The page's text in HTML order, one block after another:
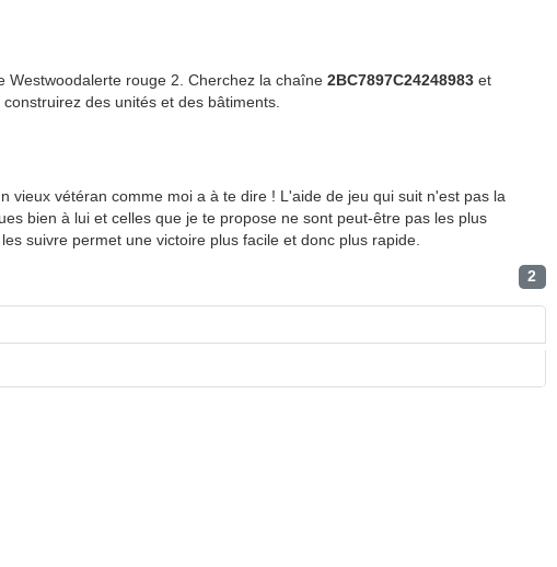
Westwoodalerte rouge 2. Cherchez la chaîne2BC7897C24248983 et
des unités et des bâtiments.
vieux vétéran comme moi a à te dire ! L'aide de jeu qui suit n'est pas la
bien à lui et celles que je te propose ne sont peut-être pas les plus
suivre permet une victoire plus facile et donc plus rapide.
2